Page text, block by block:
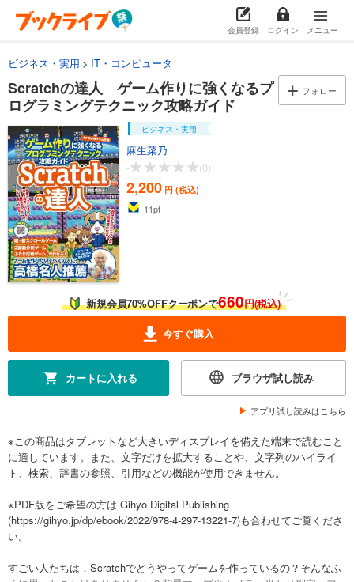
会員登録 ログイン メニュー
ビジネス・実用 IT・コンピュータ
Scratchの達人 ゲーム作りに強くなるプ
ログラミングテクニック攻略ガイド
フォロー
ビジネス・実用
麻生菜乃
-
(0)
2,200 円 (税込)
11pt
新規会員70%OFFクーポンで660円(税込)
今すぐ購入
カートに入れる ブラウザ試し読み
アプリ試し読みはこちら
※この商品はタブレットなど大きいディスプレイを備えた端末で読むこと
に適しています。また、文字だけを拡大することや、文字列のハイライ
ト、検索、辞書の参照、引用などの機能が使用できません。
※PDF版をご希望の方は Gihyo Digital Publishing
(https://gihyo.jp/dp/ebook/2022/978-4-297-13221-7)も合わせてご覧くださ
い。
すごい人たちは，Scratchでどうやってゲームを作っているの？そんなふ